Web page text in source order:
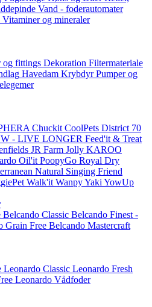
Vand - foderautomater
Vitaminer og mineraler
og fittings Dekoration Filtermateriale
Havedam Krybdyr Pumper og
Chuckit CoolPets District 70
- LIVE LONGER Feed'it & Treat
JR Farm Jolly KAROO
Oil'it PoopyGo Royal Dry
Natural Singing Friend
Walk'it WanpyYaki YowUp
Belcando Classic Belcando Finest -
Grain Free Belcando Mastercraft
Leonardo Classic Leonardo Fresh
Leonardo Vådfoder